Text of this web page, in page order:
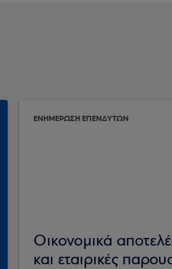
ΕΝΗΜΕΡΩΣΗ ΕΠΕΝΔΥΤΩΝ
Οικονομικά
και εταιρικές